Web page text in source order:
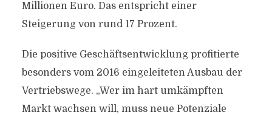
Millionen Euro. Das entspricht einer
Steigerung von rund 17 Prozent.
Die positive Geschäftsentwicklung profitierte
besonders vom 2016 eingeleiteten Ausbau der
Vertriebswege. „Wer im hart umkämpften
Markt wachsen will, muss neue Potenziale